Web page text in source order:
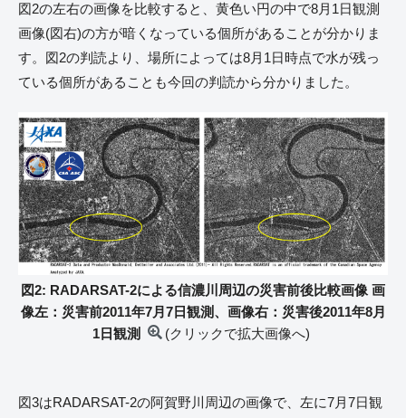
図2の左右の画像を比較すると、黄色い円の中で8月1日観測
画像(図右)の方が暗くなっている個所があることが分かりま
す。図2の判読より、場所によっては8月1日時点で水が残っ
ている個所があることも今回の判読から分かりました。
図2: RADARSAT-2による信濃川周辺の災害前後比較画像 画
像左：災害前2011年7月7日観測、画像右：災害後2011年8月
1日観測
(クリックで拡大画像へ)
図3はRADARSAT-2の阿賀野川周辺の画像で、左に7月7日観